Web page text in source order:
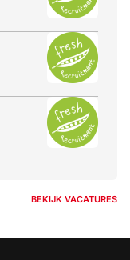
BEKIJK VACATURES